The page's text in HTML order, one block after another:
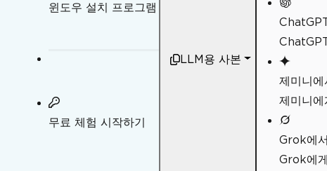
윈도우 설치 프로그램
무료 체험 시작하기
LLM용 사본
제미니에
제미니
Grok에
Grok에